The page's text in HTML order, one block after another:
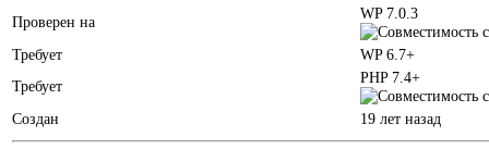
Проверен на
WP 7.0.3
Требует
WP 6.7+
Требует
PHP 7.4+
Создан 19 лет назад